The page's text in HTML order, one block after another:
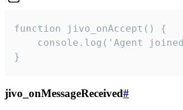
function jivo_onAccept() {
}
jivo_onMessageReceived#